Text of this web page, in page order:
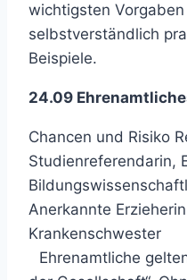
wichtigsten
selbstverständlich
Beispiele.
24.09
Chancen und Risiko
Studienreferendarin,
Anerkannte
Krankenschwester
Ehrenamtliche